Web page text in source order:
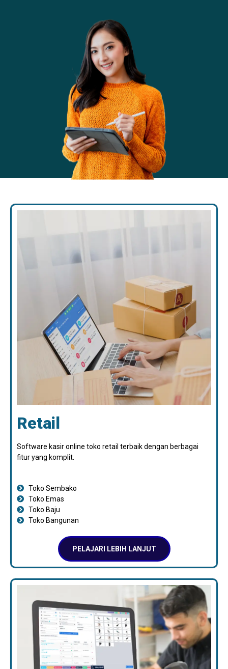
Retail
Software kasir online toko retail terbaik dengan berbagai
fitur yang komplit.
Toko Sembako
Toko Emas
Toko Baju
Toko Bangunan
PELAJARI LEBIH LANJUT